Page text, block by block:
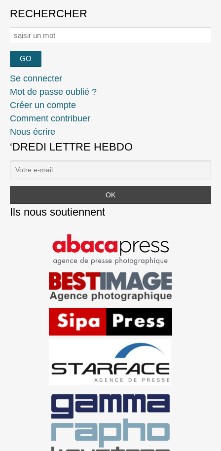
RECHERCHER
Rechercher :
Se connecter
Mot de passe oublié ?
Créer un compte
Comment contribuer
Nous écrire
‘DREDI LETTRE HEBDO
Ils nous soutiennent